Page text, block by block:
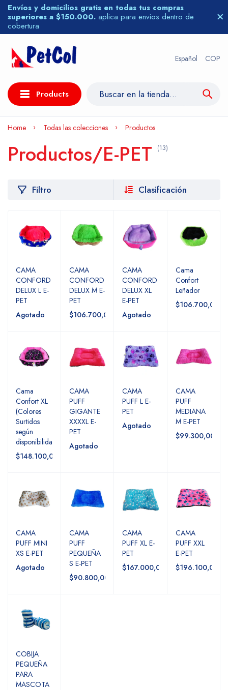
Envíos y domicilios gratis en todas tus compras
superiores a $150.000. aplica para envios dentro de
cobertura
Español COP
Products
Home Todas las colecciones Productos
Productos/E-PET (13)
Filtro Clasificación
CAMA
CONFORD
DELUX L E-
PET
Agotado
CAMA
CONFORD
DELUX M E-
PET
$106.700,00
CAMA
CONFORD
DELUX XL
E-PET
Agotado
Cama
Confort
Leñador
$106.700,00
Cama
Confort XL
(Colores
Surtidos
según
disponibilidad)
$148.100,00
CAMA
PUFF
GIGANTE
XXXXL E-
PET
Agotado
CAMA
PUFF L E-
PET
Agotado
CAMA
PUFF
MEDIANA
M E-PET
$99.300,00
CAMA
PUFF MINI
XS E-PET
Agotado
CAMA
PUFF
PEQUEÑA
S E-PET
$90.800,00
CAMA
PUFF XL E-
PET
$167.000,00
CAMA
PUFF XXL
E-PET
$196.100,00
COBIJA
PEQUEÑA
PARA
MASCOTA